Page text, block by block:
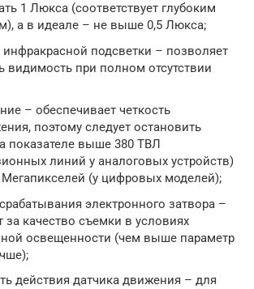
1 Люкса (соответствует глубоким
а в идеале – не выше 0,5 Люкса;
инфракрасной подсветки – позволяет
видимость при полном отсутствии
– обеспечивает четкость
поэтому следует остановить
показателе выше 380 ТВЛ
линий у аналоговых устройств)
Мегапикселей (у цифровых моделей);
электронного затвора –
за качество съемки в условиях
освещенности (чем выше параметр
действия датчика движения – для